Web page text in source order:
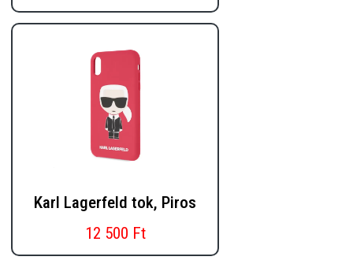
Karl Lagerfeld tok, Piros
12 500 Ft